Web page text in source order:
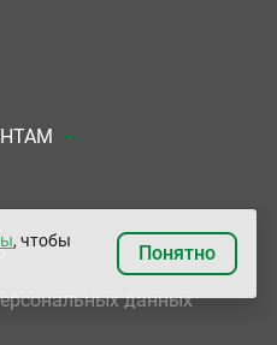
договора
программы
данных
, чтобы
Понятно